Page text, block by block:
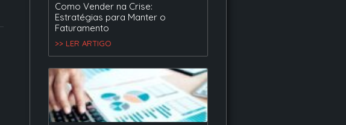
Como Vender na Crise:
Estratégias para Manter o
Faturamento
>> LER ARTIGO